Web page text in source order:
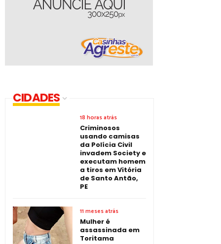
CIDADES
18 horas atrás
Criminosos
usando camisas
da Polícia Civil
invadem Society e
executam homem
a tiros em Vitória
de Santo Antão,
PE
11 meses atrás
Mulher é
assassinada em
Toritama